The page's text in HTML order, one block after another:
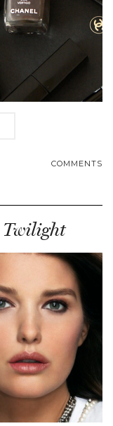
COMMENTS
Twilight